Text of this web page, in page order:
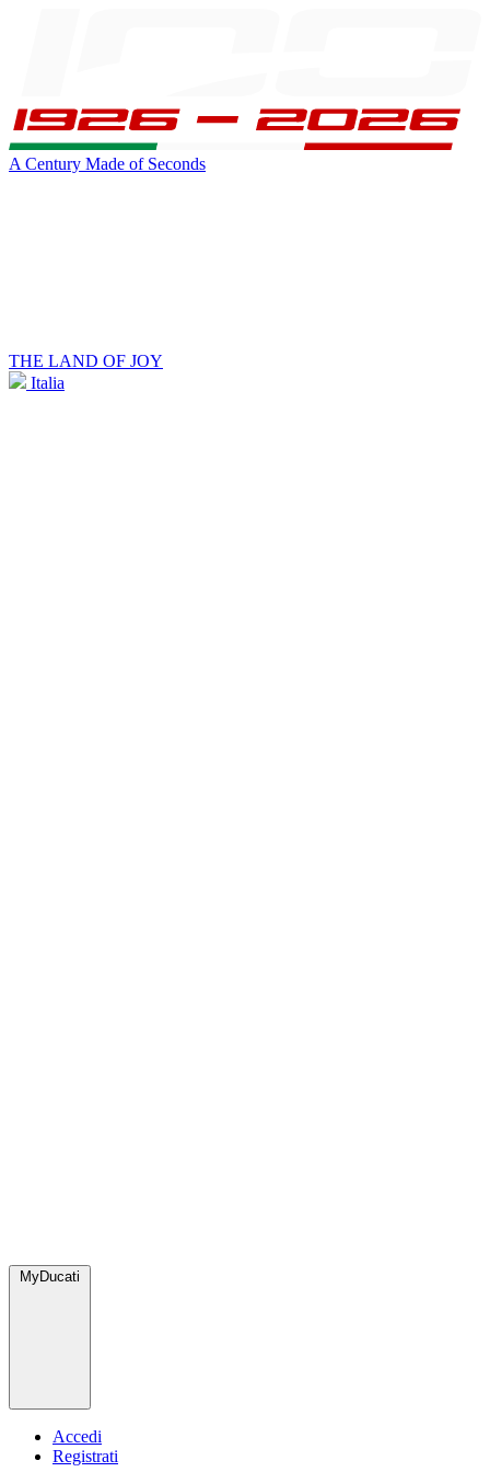
A Century Made of Seconds
THE LAND OF JOY
Italia
MyDucati
Accedi
Registrati